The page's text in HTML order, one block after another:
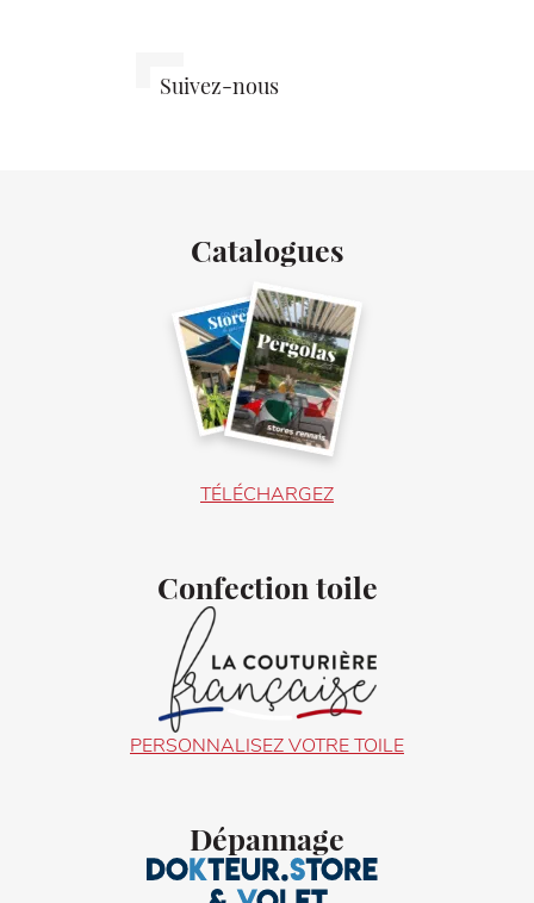
Suivez-nousStores
Facebook
Catalogues
TÉLÉCHARGEZ
Confection toile
PERSONNALISEZ VOTRE TOILE
Dépannage